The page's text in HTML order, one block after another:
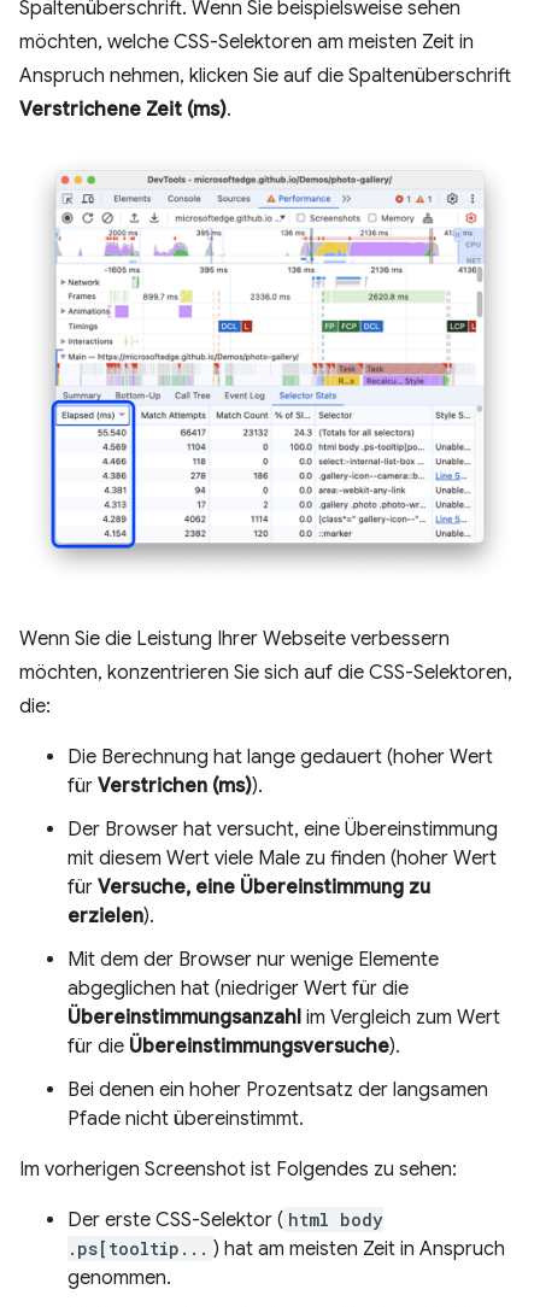
Spaltenüberschrift. Wenn Sie beispielsweise sehen
möchten, welche CSS-Selektoren am meisten Zeit in
Anspruch nehmen, klicken Sie auf die Spaltenüberschrift
Verstrichene Zeit (ms).
Wenn Sie die Leistung Ihrer Webseite verbessern
möchten, konzentrieren Sie sich auf die CSS-Selektoren,
die:
Die Berechnung hat lange gedauert (hoher Wert
für Verstrichen (ms)).
Der Browser hat versucht, eine Übereinstimmung
mit diesem Wert viele Male zu finden (hoher Wert
für Versuche, eine Übereinstimmung zu
erzielen).
Mit dem der Browser nur wenige Elemente
abgeglichen hat (niedriger Wert für die
Übereinstimmungsanzahl im Vergleich zum Wert
für die Übereinstimmungsversuche).
Bei denen ein hoher Prozentsatz der langsamen
Pfade nicht übereinstimmt.
Im vorherigen Screenshot ist Folgendes zu sehen:
Der erste CSS-Selektor ( html body
.ps[tooltip... ) hat am meisten Zeit in Anspruch
genommen.